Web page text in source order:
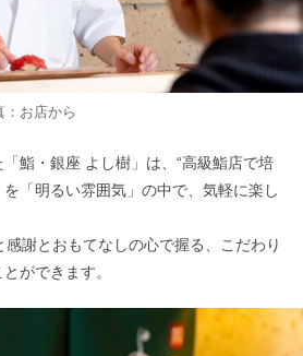
お店から
鮨・銀座 よし樹」は、“高級鮨店で培
「明るい雰囲気」の中で、気軽に楽し
謝とおもてなしの心で握る、こだわり
ができます。